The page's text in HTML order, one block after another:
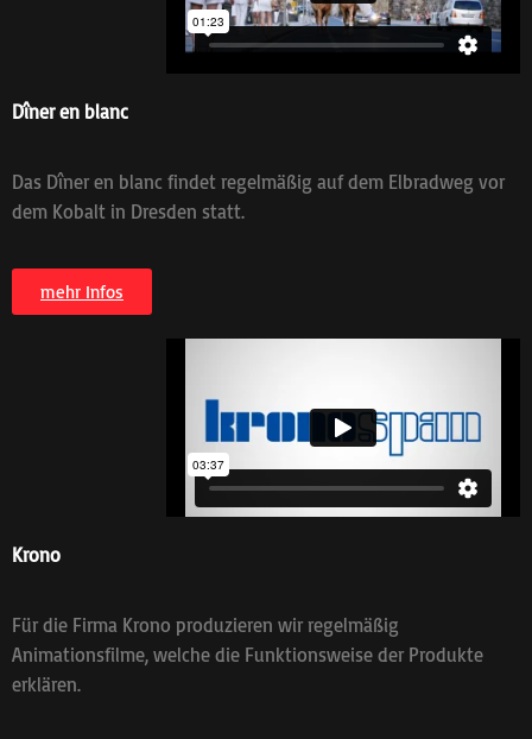
Dîner en blanc
Das Dîner en blanc findet regelmäßig auf dem Elbradweg vor
dem Kobalt in Dresden statt.
mehr Infos
Krono
Für die Firma Krono produzieren wir regelmäßig
Animationsfilme, welche die Funktionsweise der Produkte
erklären.